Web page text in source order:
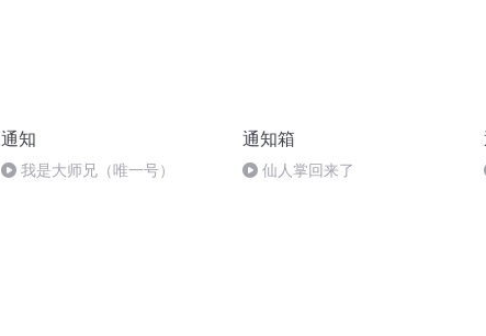
通知
我是大师兄（唯一号）
通知箱
仙人掌回来了